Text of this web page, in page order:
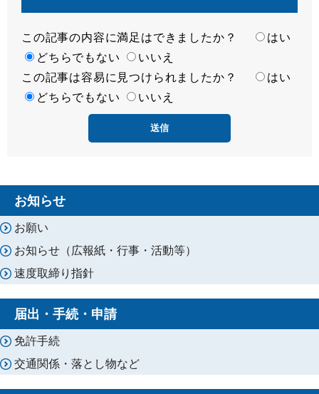
満
足
度
この記事の内容に満足はできましたか？
はい
どちらでもない
いいえ
容
易
この記事は容易に見つけられましたか？
はい
どちらでもない
いいえ
お知らせ
お願い
お知らせ（広報紙・行事・活動等）
速度取締り指針
届出・手続・申請
免許手続
交通関係・落とし物など